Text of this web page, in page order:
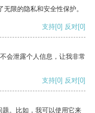
限的隐私和安全性保护。
支持[0] 反对[0]
会泄露个人信息，让我非常
支持[0] 反对[0]
。比如，我可以使用它来